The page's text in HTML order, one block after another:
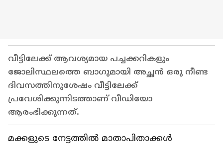
വീട്ടിലേക്ക് ആവശ്യമായ പച്ചക്കറികളും
ജോലിസ്ഥലത്തെ ബാഗുമായി അച്ഛൻ ഒരു നീണ്ട
ദിവസത്തിനുശേഷം വീട്ടിലേക്ക്
പ്രവേശിക്കുന്നിടത്താണ് വീഡിയോ
ആരംഭിക്കുന്നത്.
മക്കളുടെ നേട്ടത്തിൽ മാതാപിതാക്കൾ